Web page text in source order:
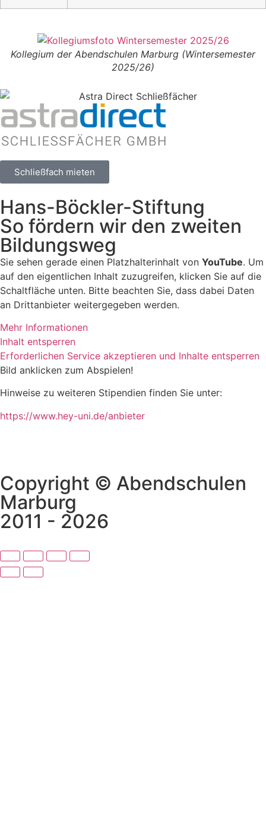
Kollegium der Abendschulen Marburg (Wintersemester
2025/26)
Schließfach mieten
Hans-Böckler-Stiftung
So fördern wir den zweiten
Bildungsweg
Sie sehen gerade einen Platzhalterinhalt von YouTube. Um
auf den eigentlichen Inhalt zuzugreifen, klicken Sie auf die
Schaltfläche unten. Bitte beachten Sie, dass dabei Daten
an Drittanbieter weitergegeben werden.
Mehr Informationen
Inhalt entsperren
Erforderlichen Service akzeptieren und Inhalte entsperren
Bild anklicken zum Abspielen!
Hinweise zu weiteren Stipendien finden Sie unter:
https://www.hey-uni.de/anbieter
Copyright © Abendschulen
Marburg
2011 - 2026